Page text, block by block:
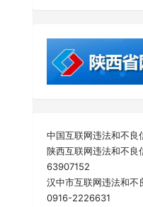
中国互联网违法和不良
陕西互联网违法和不
63907152
汉中市互联网违法和不
0916-2226631